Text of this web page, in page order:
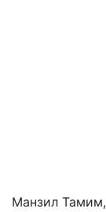
Манзил